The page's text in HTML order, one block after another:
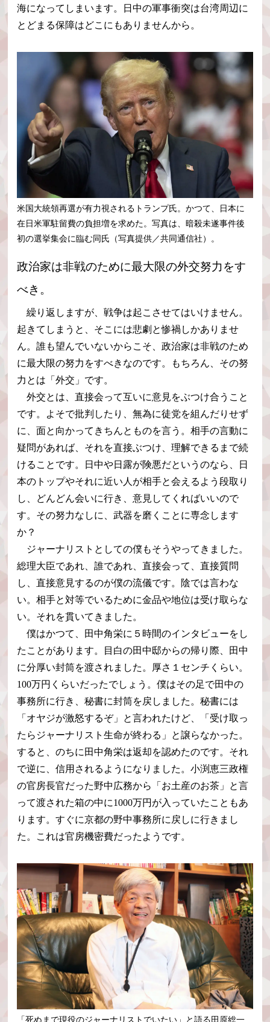
海になってしまいます。日中の軍事衝突は台湾周辺に
とどまる保障はどこにもありませんから。
米国大統領再選が有力視されるトランプ氏。かつて、日本に
在日米軍駐留費の負担増を求めた。写真は、暗殺未遂事件後
初の選挙集会に臨む同氏（写真提供／共同通信社）。
政治家は非戦のために最大限の外交努力をす
べき。
繰り返しますが、戦争は起こさせてはいけません。
起きてしまうと、そこには悲劇と惨禍しかありませ
ん。誰も望んでいないからこそ、政治家は非戦のため
に最大限の努力をすべきなのです。もちろん、その努
力とは「外交」です。
外交とは、直接会って互いに意見をぶつけ合うこと
です。よそで批判したり、無為に徒党を組んだりせず
に、面と向かってきちんとものを言う。相手の言動に
疑問があれば、それを直接ぶつけ、理解できるまで続
けることです。日中や日露が険悪だというのなら、日
本のトップやそれに近い人が相手と会えるよう段取り
し、どんどん会いに行き、意見してくればいいので
す。その努力なしに、武器を磨くことに専念します
か？
ジャーナリストとしての僕もそうやってきました。
総理大臣であれ、誰であれ、直接会って、直接質問
し、直接意見するのが僕の流儀です。陰では言わな
い。相手と対等でいるために金品や地位は受け取らな
い。それを貫いてきました。
僕はかつて、田中角栄に５時間のインタビューをし
たことがあります。目白の田中邸からの帰り際、田中
に分厚い封筒を渡されました。厚さ１センチくらい。
100万円くらいだったでしょう。僕はその足で田中の
事務所に行き、秘書に封筒を戻しました。秘書には
「オヤジが激怒するぞ」と言われたけど、「受け取っ
たらジャーナリスト生命が終わる」と譲らなかった。
すると、のちに田中角栄は返却を認めたのです。それ
で逆に、信用されるようになりました。小渕恵三政権
の官房長官だった野中広務から「お土産のお茶」と言
って渡された箱の中に1000万円が入っていたこともあ
ります。すぐに京都の野中事務所に戻しに行きまし
た。これは官房機密費だったようです。
「死ぬまで現役のジャーナリストでいたい」と語る田原総一